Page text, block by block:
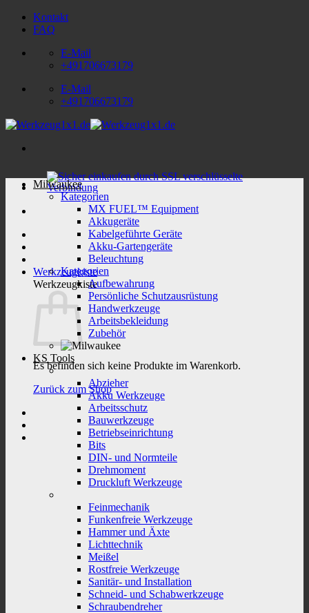
Zum
Inhalt
Kontakt
FAQ
E-Mail
+491706673179
E-Mail
+491706673179
Werkzeugkiste
Werkzeugkiste
Es befinden sich keine Produkte im Warenkorb.
Zurück zum Shop
Milwaukee
Kategorien
MX FUEL™ Equipment
Akkugeräte
Kabelgeführte Geräte
Akku-Gartengeräte
Beleuchtung
Kategorien
Aufbewahrung
Persönliche Schutzausrüstung
Handwerkzeuge
Arbeitsbekleidung
Zubehör
KS Tools
Abzieher
Akku Werkzeuge
Arbeitsschutz
Bauwerkzeuge
Betriebseinrichtung
Bits
DIN- und Normteile
Drehmoment
Druckluft Werkzeuge
Feinmechanik
Funkenfreie Werkzeuge
Hammer und Äxte
Lichttechnik
Meißel
Rostfreie Werkzeuge
Sanitär- und Installation
Schneid- und Schabwerkzeuge
Schraubendreher